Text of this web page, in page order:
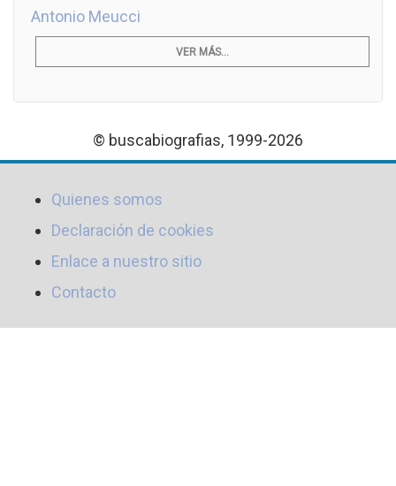
Antonio Meucci
VER MÁS...
© buscabiografias, 1999-2026
Quienes somos
Declaración de cookies
Enlace a nuestro sitio
Contacto